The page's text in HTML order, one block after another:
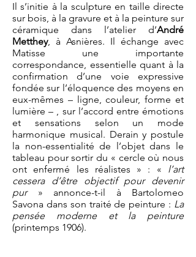
Il s’initie à la sculpture en taille directe
sur bois, à la gravure et à la peinture sur
céramique dans l’atelier d’André
Metthey, à Asnières. Il échange avec
Matisse une importante
correspondance, essentielle quant à la
confirmation d’une voie expressive
fondée sur l’éloquence des moyens en
eux-mêmes – ligne, couleur, forme et
lumière – , sur l’accord entre émotions
et sensations selon un mode
harmonique musical. Derain y postule
la non-essentialité de l’objet dans le
tableau pour sortir du « cercle où nous
ont enfermé les réalistes » : « l’art
cessera d’être objectif pour devenir
pur» annonce-t-il à Bartolomeo
Savona dans son traité de peinture : La
pensée moderne et la peinture
(printemps 1906).